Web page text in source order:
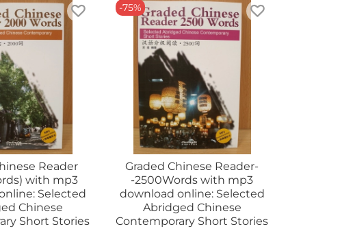
Reader
with mp3
Selected
Chinese
Short Stories
-75%
Graded Chinese Reader-
-2500Words with mp3
download online: Selected
Abridged Chinese
Contemporary Short Stories